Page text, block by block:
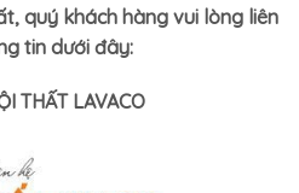
quý khách hàng vui lòng liên
tin dưới đây:
THẤT LAVACO